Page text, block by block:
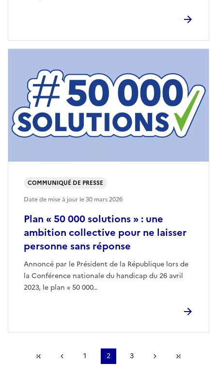
Plan « 50 000 solutions » : une
ambition collective pour ne laisser
personne sans réponse
Annoncé par le Président de la République lors de
la Conférence nationale du handicap du 26 avril
2023, le plan « 50 000…
COMMUNIQUÉ DE PRESSE
Date de mise à jour le30 mars 2026
Première pagePage précédente
1 2 3 Page suivante